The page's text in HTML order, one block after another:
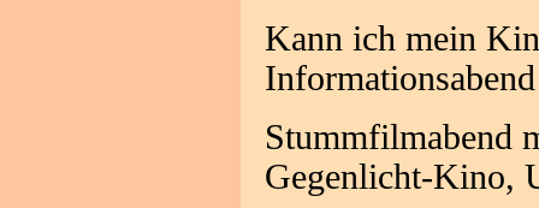
Kann ich mein
Stummfilmabend
Gegenlicht-Kino,